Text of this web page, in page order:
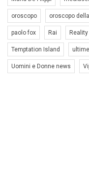
oroscopo oroscopo
paolo fox Rai Reality
Temptation Island
Uomini e Donne news